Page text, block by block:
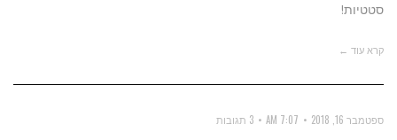
סטטיות!
קרא עוד ←
ספטמבר 16, 2018 7:07 AM 3 תגובות